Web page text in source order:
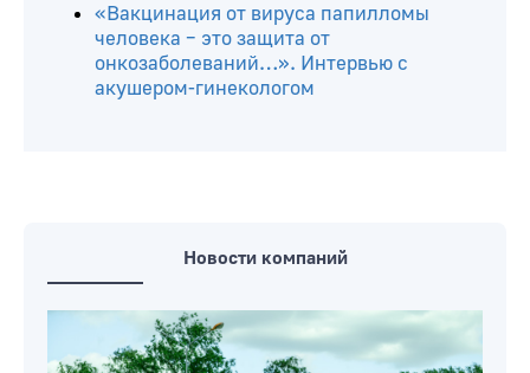
«Вакцинация от вируса папилломы
человека – это защита от
онкозаболеваний…». Интервью с
акушером-гинекологом
Новости компаний